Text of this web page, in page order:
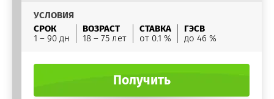
УСЛОВИЯ
СРОК
1 – 90 дн
ВОЗРАСТ
18 – 75 лет
СТАВКА
от 0.1 %
ГЭСВ
до 46 %
Получить